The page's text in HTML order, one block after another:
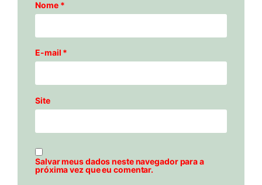
Nome *
E-mail *
Site
Salvar meus dados neste navegador para a
próxima vez que eu comentar.